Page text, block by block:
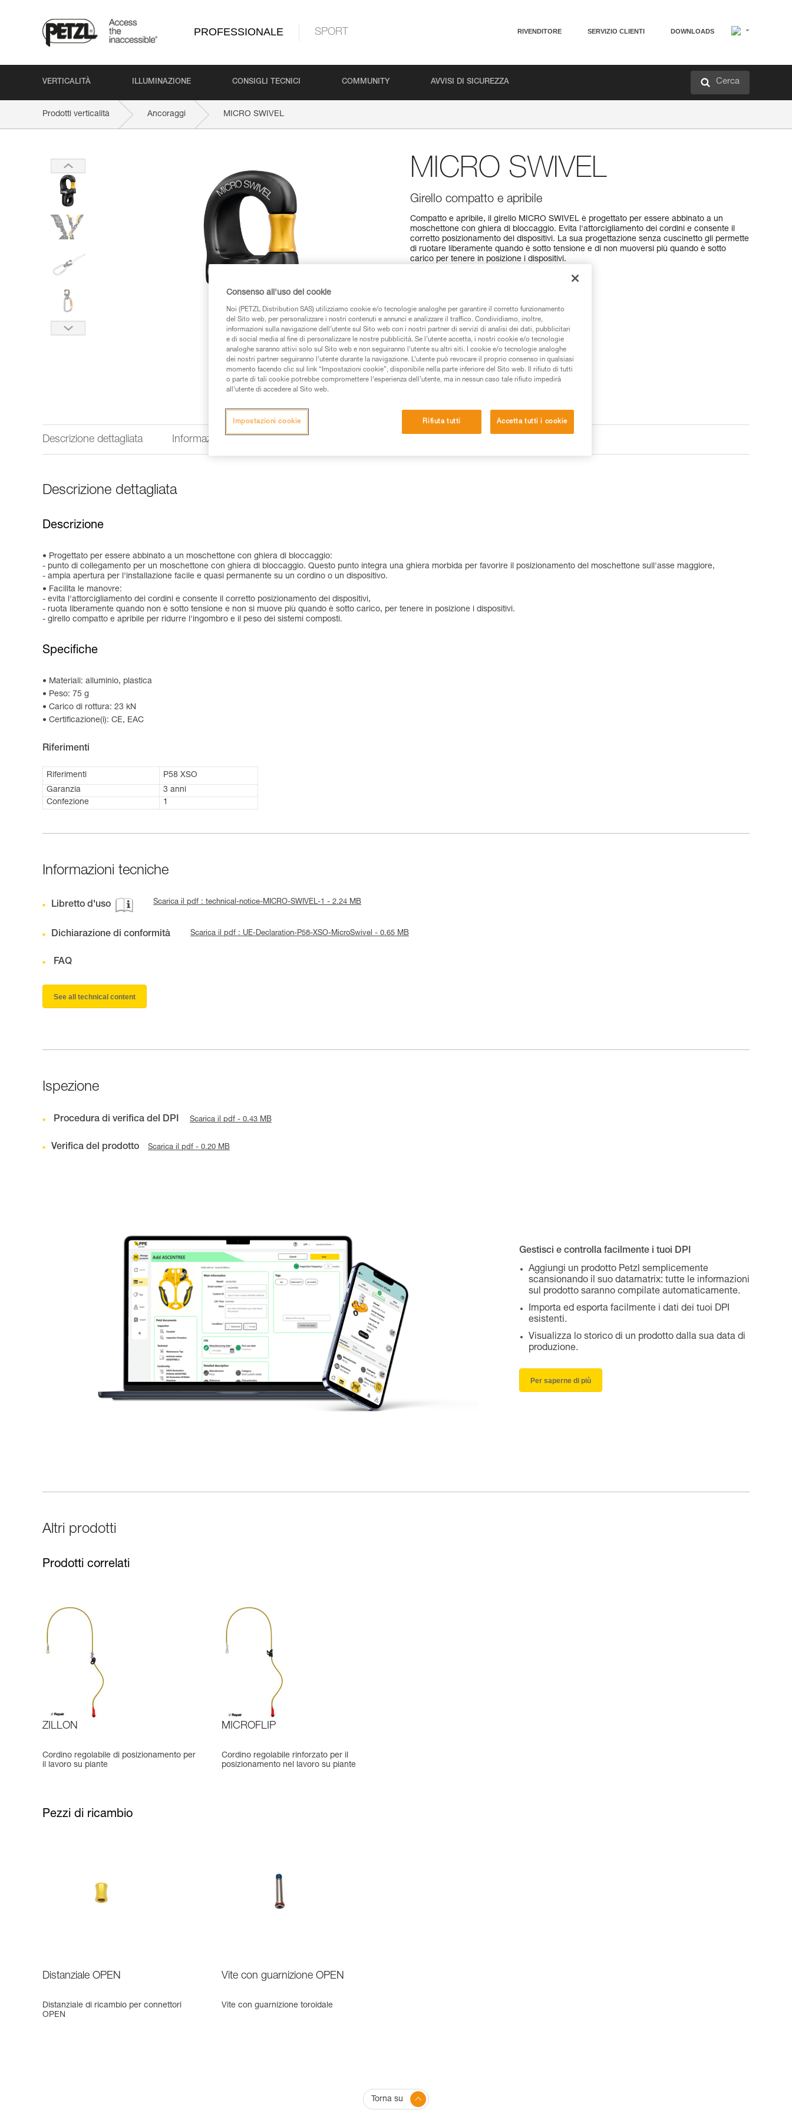
PROFESSIONALE SPORT RIVENDITORE SERVIZIO CLIENTI DOWNLOADS
VERTICALITÀ ILLUMINAZIONE CONSIGLI TECNICI COMMUNITY AVVISI DI SICUREZZA Cerca
Prodotti verticalità Ancoraggi MICRO SWIVEL
MICRO SWIVEL
Girello compatto e apribile
Compatto e apribile, il girello MICRO SWIVEL è progettato per essere abbinato a un
moschettone con ghiera di bloccaggio. Evita l'attorcigliamento dei cordini e consente il
corretto posizionamento dei dispositivi. La sua progettazione senza cuscinetto gli permette
di ruotare liberamente quando è sotto tensione e di non muoversi più quando è sotto
carico per tenere in posizione i dispositivi.
Descrizione dettagliata Informazioni tecniche
Descrizione dettagliata
Descrizione
Progettato per essere abbinato a un moschettone con ghiera di bloccaggio:
- punto di collegamento per un moschettone con ghiera di bloccaggio. Questo punto integra una ghiera morbida per favorire il posizionamento del moschettone sull'asse maggiore,
- ampia apertura per l'installazione facile e quasi permanente su un cordino o un dispositivo.
Facilita le manovre:
- evita l'attorcigliamento dei cordini e consente il corretto posizionamento dei dispositivi,
- ruota liberamente quando non è sotto tensione e non si muove più quando è sotto carico, per tenere in posizione i dispositivi.
- girello compatto e apribile per ridurre l'ingombro e il peso dei sistemi composti.
Specifiche
Materiali: alluminio, plastica
Peso: 75 g
Carico di rottura: 23 kN
Certificazione(i): CE, EAC
Riferimenti
Riferimenti
P58 XSO
Garanzia
3 anni
Confezione
1
Informazioni tecniche
Libretto d'uso Scarica il pdf : technical-notice-MICRO-SWIVEL-1 - 2.24 MB
Dichiarazione di conformità Scarica il pdf : UE-Declaration-P58-XSO-MicroSwivel - 0.65 MB
FAQ
See all technical content
Ispezione
Procedura di verifica del DPI Scarica il pdf - 0.43 MB
Verifica del prodotto Scarica il pdf - 0.20 MB
Gestisci e controlla facilmente i tuoi DPI
Aggiungi un prodotto Petzl semplicemente
scansionando il suo datamatrix: tutte le informazioni
sul prodotto saranno compilate automaticamente.
Importa ed esporta facilmente i dati dei tuoi DPI
esistenti.
Visualizza lo storico di un prodotto dalla sua data di
produzione.
Per saperne di più
Altri prodotti
Prodotti correlati
ZILLON
Cordino regolabile di posizionamento per
il lavoro su piante
MICROFLIP
Cordino regolabile rinforzato per il
posizionamento nel lavoro su piante
Pezzi di ricambio
Distanziale OPEN
Distanziale di ricambio per connettori
OPEN
Vite con guarnizione OPEN
Vite con guarnizione toroidale
Torna su
Consenso all'uso dei cookie
Noi (PETZL Distribution SAS) utilizziamo cookie e/o tecnologie analoghe per garantire il corretto funzionamento
del Sito web, per personalizzare i nostri contenuti e annunci e analizzare il traffico. Condividiamo, inoltre,
informazioni sulla navigazione dell’utente sul Sito web con i nostri partner di servizi di analisi dei dati, pubblicitari
e di social media al fine di personalizzare le nostre pubblicità. Se l’utente accetta, i nostri cookie e/o tecnologie
analoghe saranno attivi solo sul Sito web e non seguiranno l’utente su altri siti. I cookie e/o tecnologie analoghe
dei nostri partner seguiranno l’utente durante la navigazione. L’utente può revocare il proprio consenso in qualsiasi
momento facendo clic sul link “Impostazioni cookie”, disponibile nella parte inferiore del Sito web. Il rifiuto di tutti
o parte di tali cookie potrebbe compromettere l’esperienza dell’utente, ma in nessun caso tale rifiuto impedirà
all’utente di accedere al Sito web.
Rifiuta tutti Accetta tutti i cookie
Impostazioni cookie